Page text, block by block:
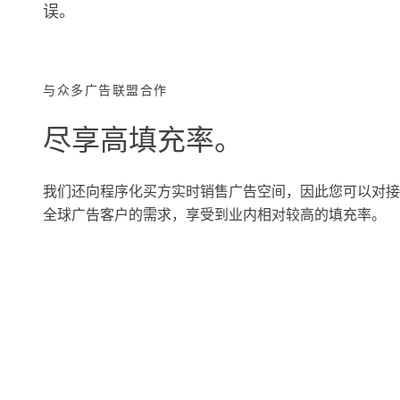
误。
与众多广告联盟合作
尽享高填充率。
我们还向程序化买方实时销售广告空间，因此您可以对接
全球广告客户的需求，享受到业内相对较高的填充率。